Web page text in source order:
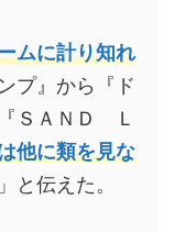
ムに計り知れ
プ』から『ド
ＳＡＮＤ Ｌ
他に類を見な
」と伝えた。